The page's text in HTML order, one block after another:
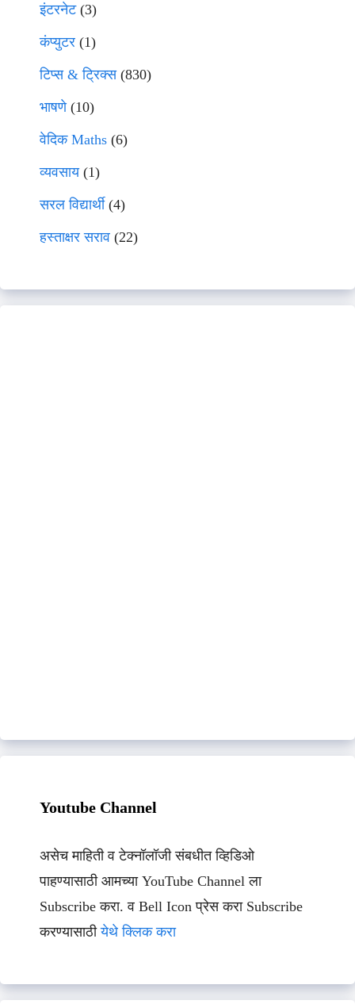
इंटरनेट(3)
कंप्युटर (1)
टिप्स & ट्रिक्स(830)
भाषणे(10)
वेदिक Maths (6)
व्यवसाय(1)
सरल विद्यार्थी(4)
हस्ताक्षर सराव (22)
Youtube Channel
असेच माहिती व टेक्नॉलॉजी संबधीत व्हिडिओ
पाहण्यासाठी आमच्या YouTube Channel ला
Subscribe करा. व Bell Icon प्रेस करा Subscribe
करण्यासाठीयेथे क्लिक करा